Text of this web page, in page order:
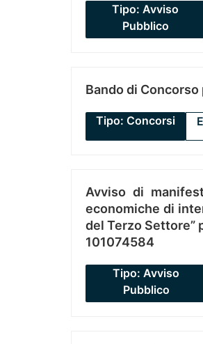
Tipo: Avviso
Pubblico
Bando di
Tipo: Concorsi
Avviso di
economiche di
del Terzo Settore”
101074584
Tipo: Avviso
Pubblico